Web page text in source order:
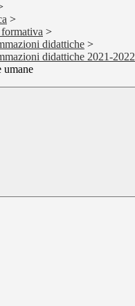
>
>
didattiche >
didattiche 2021-2022
umane